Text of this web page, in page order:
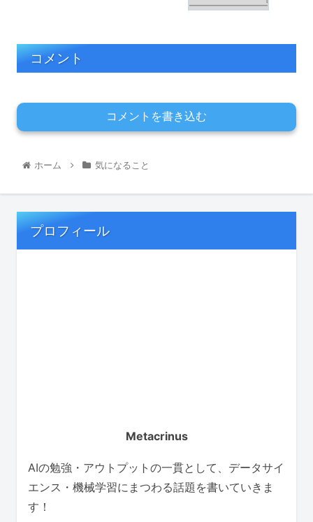
コメント
コメントを書き込む
ホーム 気になること
プロフィール
Metacrinus
AIの勉強・アウトプットの一貫として、データサイ
エンス・機械学習にまつわる話題を書いていきま
す！